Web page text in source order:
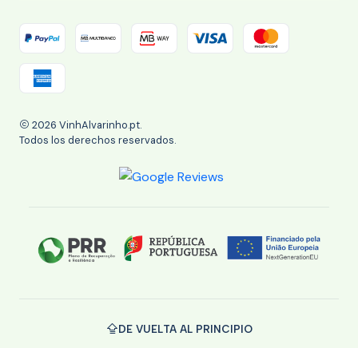
2026 VinhAlvarinho.pt.
Todos los derechos reservados.
DE VUELTA AL PRINCIPIO